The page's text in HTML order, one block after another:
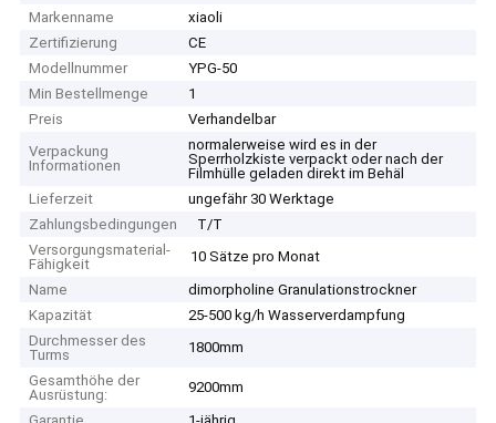
Markenname
xiaoli
Zertifizierung
CE
Modellnummer
YPG-50
Min Bestellmenge
1
Preis
Verhandelbar
Verpackung
Informationen
normalerweise wird es in der
Sperrholzkiste verpackt oder nach der
Filmhülle geladen direkt im Behäl
Lieferzeit
ungefähr 30 Werktage
Zahlungsbedingungen
T/T
Versorgungsmaterial-
Fähigkeit
10 Sätze pro Monat
Name
dimorpholine Granulationstrockner
Kapazität
25-500 kg/h Wasserverdampfung
Durchmesser des
Turms
1800mm
Gesamthöhe der
Ausrüstung:
9200mm